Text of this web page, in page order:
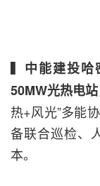
▍ 中能建投哈
50MW光热电站
热+风光”多能
备联合巡检、
本。